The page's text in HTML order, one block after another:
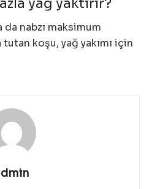
nabzı maksimum
koşu, yağ yakımı için